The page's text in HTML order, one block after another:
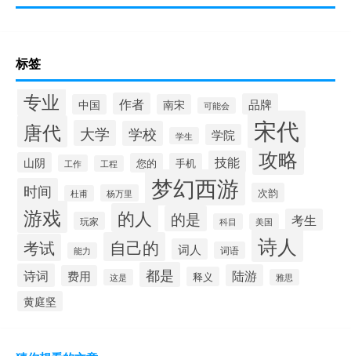
标签
专业 中国 作者 南宋 可能会 品牌
唐代 大学 学校 学生 学院 宋代
山阴 工作 工程 您的 手机 技能 攻略
时间 杜甫 杨万里 梦幻西游 次韵
游戏 玩家 的人 的是 科目 美国 考生
考试 能力 自己的 词人 词语 诗人
诗词 费用 这是 都是 释义 陆游 雅思
黄庭坚